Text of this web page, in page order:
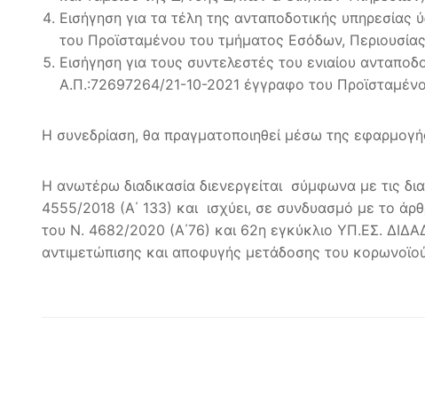
Εισήγηση για τα τέλη της ανταποδοτικής
του Προϊσταμένου του τμήματος Εσόδων,
Εισήγηση για τους συντελεστές του ενιαίου
Α.Π.:72697264/21-10-2021 έγγραφο του
Η συνεδρίαση, θα πραγματοποιηθεί μέσω της
Η ανωτέρω διαδικασία διενεργείται σύμφωνα με τις
4555/2018 (Α΄ 133) και ισχύει, σε συνδυασμό με το
του Ν. 4682/2020 (Α΄76) και 62η εγκύκλιο ΥΠ.ΕΣ.
αντιμετώπισης και αποφυγής μετάδοσης του